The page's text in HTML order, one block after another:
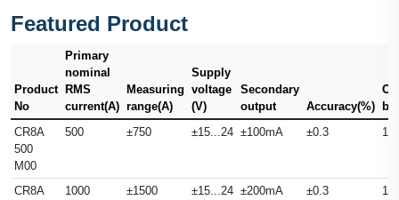
Featured Product
Product
No
Primary
nominal
RMS
current(A)
Measuring
range(A)
Supply
voltage
(V)
Secondary
output
Accuracy(%)
CR8A
500
M00
500 ±750 ±15...24 ±100mA ±0.3
CR8A
1000 ±1500 ±15...24 ±200mA ±0.3